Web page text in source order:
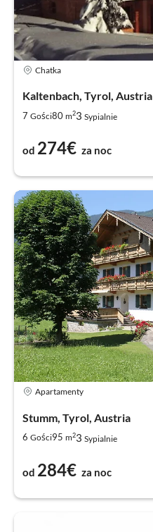
Chatka
Kaltenbach, Tyrol, Austria
7 Gości80 m23 Sypialnie
od 274€ za noc
Apartamenty
Stumm, Tyrol, Austria
6 Gości95 m23 Sypialnie
od 284€ za noc